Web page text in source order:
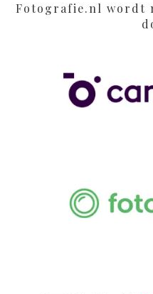
Fotografie.nl wordt